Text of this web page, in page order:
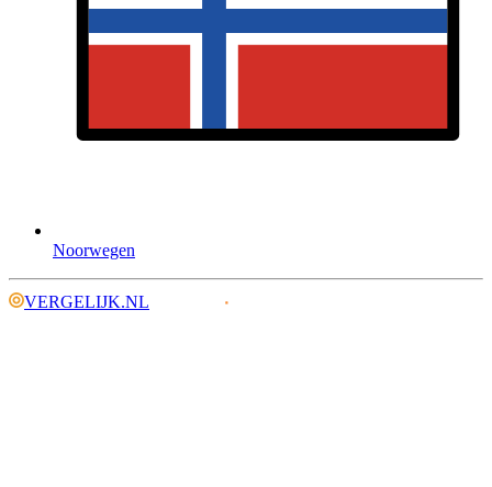
Noorwegen
VERGELIJK.NL